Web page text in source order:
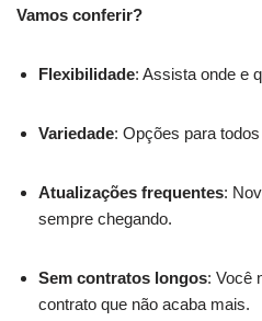
Vamos conferir?
Flexibilidade: Assista onde e
Variedade: Opções para
Atualizações frequentes:
sempre chegando.
Sem contratos longos: Você
contrato que não acaba mais.